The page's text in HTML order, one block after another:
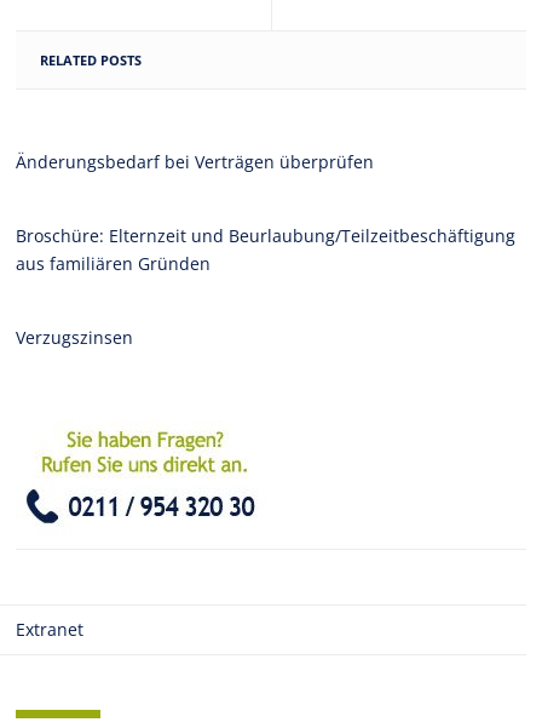
RELATED POSTS
Änderungsbedarf bei Verträgen überprüfen
Broschüre: Elternzeit und Beurlaubung/Teilzeitbeschäftigung
aus familiären Gründen
Verzugszinsen
Extranet